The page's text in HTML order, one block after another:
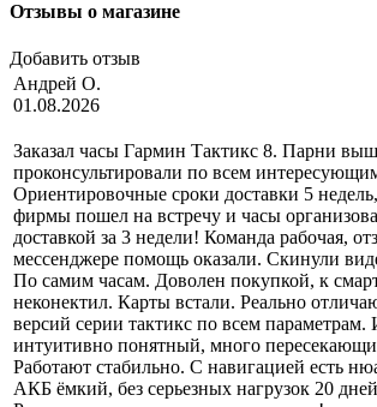
Отзывы о магазине
Добавить отзыв
Андрей О.
01.08.2026
Заказал часы Гармин Тактикс 8. Парни
проконсультировали по всем
Ориентировочные сроки доставки 5
фирмы пошел на встречу и часы
доставкой за 3 недели! Команда рабочая,
мессенджере помощь оказали. Скинули
По самим часам. Доволен покупкой, к
неконектил. Карты встали. Реально
версий серии тактикс по всем параметрам.
интуитивно понятный, много
Работают стабильно. С навигацией есть
АКБ ёмкий, без серьезных нагрузок 20